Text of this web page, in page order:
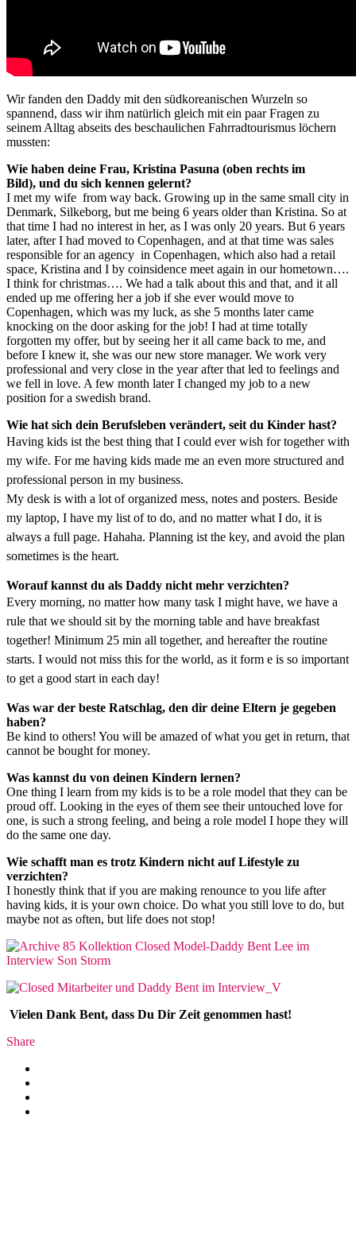
Wir fanden den Daddy mit den südkoreanischen Wurzeln so
spannend, dass wir ihm natürlich gleich mit ein paar Fragen zu
seinem Alltag abseits des beschaulichen Fahrradtourismus löchern
mussten:
Wie haben deine Frau, Kristina Pasuna (oben rechts im
Bild), und du sich kennen gelernt?
I met my wife from way back. Growing up in the same small city in
Denmark, Silkeborg, but me being 6 years older than Kristina. So at
that time I had no interest in her, as I was only 20 years. But 6 years
later, after I had moved to Copenhagen, and at that time was sales
responsible for an agency in Copenhagen, which also had a retail
space, Kristina and I by coinsidence meet again in our hometown….
I think for christmas…. We had a talk about this and that, and it all
ended up me offering her a job if she ever would move to
Copenhagen, which was my luck, as she 5 months later came
knocking on the door asking for the job! I had at time totally
forgotten my offer, but by seeing her it all came back to me, and
before I knew it, she was our new store manager. We work very
professional and very close in the year after that led to feelings and
we fell in love. A few month later I changed my job to a new
position for a swedish brand.
Wie hat sich dein Berufsleben verändert, seit du Kinder hast?
Having kids ist the best thing that I could ever wish for together with
my wife. For me having kids made me an even more structured and
professional person in my business.
My desk is with a lot of organized mess, notes and posters. Beside
my laptop, I have my list of to do, and no matter what I do, it is
always a full page. Hahaha. Planning ist the key, and avoid the plan
sometimes is the heart.
Worauf kannst du als Daddy nicht mehr verzichten?
Every morning, no matter how many task I might have, we have a
rule that we should sit by the morning table and have breakfast
together! Minimum 25 min all together, and hereafter the routine
starts. I would not miss this for the world, as it form e is so important
to get a good start in each day!
Was war der beste Ratschlag, den dir deine Eltern je gegeben
haben?
Be kind to others! You will be amazed of what you get in return, that
cannot be bought for money.
Was kannst du von deinen Kindern lernen?
One thing I learn from my kids is to be a role model that they can be
proud off. Looking in the eyes of them see their untouched love for
one, is such a strong feeling, and being a role model I hope they will
do the same one day.
Wie schafft man es trotz Kindern nicht auf Lifestyle zu
verzichten?
I honestly think that if you are making renounce to you life after
having kids, it is your own choice. Do what you still love to do, but
maybe not as often, but life does not stop!
Vielen Dank Bent, dass Du Dir Zeit genommen hast!
Share